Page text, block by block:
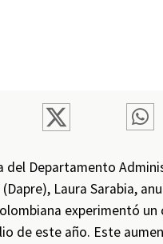
del Departamento
Laura Sarabia,
experimentó
de este año. Este